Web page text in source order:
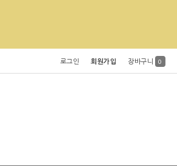
로그인 회원가입 장바구니 0